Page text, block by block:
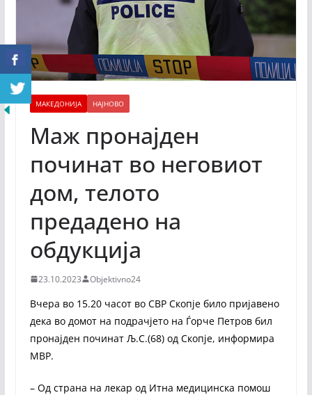
МАКЕДОНИЈА НАЈНОВО
Маж пронајден
починат во неговиот
дом, телото
предадено на
обдукција
23.10.2023 Objektivno24
Вчера во 15.20 часот во СВР Скопје било пријавено
дека во домот на подрачјето на Ѓорче Петров бил
пронајден починат Љ.С.(68) од Скопје, информира
МВР.
– Од страна на лекар од Итна медицинска помош